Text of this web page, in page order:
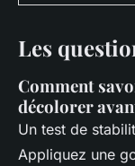
Les
Comment
décolorer
Un test de
Appliquez une